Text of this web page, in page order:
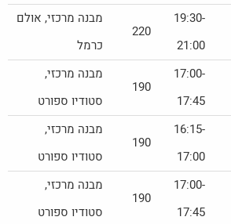
19:30-
21:00
220
מבנה מרכזי, אולם
כרמל
17:00-
17:45
190
מבנה מרכזי,
סטודיו ספורט
16:15-
17:00
190
מבנה מרכזי,
סטודיו ספורט
17:00-
17:45
190
מבנה מרכזי,
סטודיו ספורט